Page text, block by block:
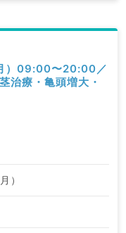
）09:00〜20:00／
治療・亀頭増大・
）